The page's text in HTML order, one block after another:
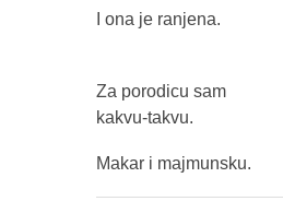
I ona je ranjena.
Za porodicu sam
kakvu-takvu.
Makar i majmunsku.